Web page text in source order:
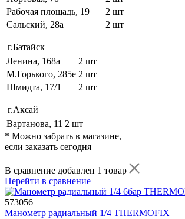
Рабочая площадь, 19
2 шт
Сальский, 28a
2 шт
г.Батайск
Ленина, 168а
2 шт
М.Горького, 285е 2 шт
Шмидта, 17/1
2 шт
г.Аксай
Вартанова, 11 2 шт
* Можно забрать в магазине,
если заказать сегодня
В сравнение добавлен 1 товар
Перейти в сравнение
573056
Манометр радиальный 1/4 THERMOFIX